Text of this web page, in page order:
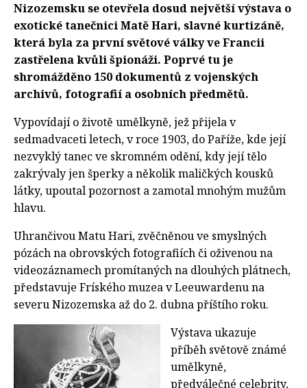
Nizozemsku se otevřela dosud největší výstava o
exotické tanečnici Matě Hari, slavné kurtizáně,
která byla za první světové války ve Francii
zastřelena kvůli špionáži. Poprvé tu je
shromážděno 150 dokumentů z vojenských
archivů, fotografií a osobních předmětů.
Vypovídají o životě umělkyně, jež přijela v
sedmadvaceti letech, v roce 1903, do Paříže, kde její
nezvyklý tanec ve skromném odění, kdy její tělo
zakrývaly jen šperky a několik maličkých kousků
látky, upoutal pozornost a zamotal mnohým mužům
hlavu.
Uhrančivou Matu Hari, zvěčněnou ve smyslných
pózách na obrovských fotografiích či oživenou na
videozáznamech promítaných na dlouhých plátnech,
představuje Fríského muzea v Leeuwardenu na
severu Nizozemska až do 2. dubna příštího roku.
Výstava ukazuje
příběh světově známé
umělkyně,
předválečné celebrity,